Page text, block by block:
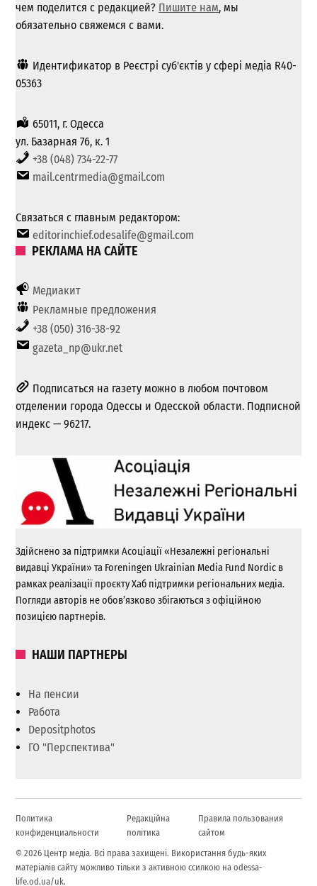
чем поделится с редакцией? Пишите нам, мы
обязательно свяжемся с вами.
Идентификатор в Реєстрі суб'єктів у сфері медіа R40-
05363
65011, г. Одесса
ул. Базарная 76, к. 1
+38 (048) 734-22-77
mail.centrmedia@gmail.com
Связаться с главным редактором:
editorinchief.odesalife@gmail.com
РЕКЛАМА НА САЙТЕ
Медиакит
Рекламные предложения
+38 (050) 316-38-92
gazeta_np@ukr.net
Подписаться на газету можно в любом почтовом
отделении города Одессы и Одесской области. Подписной
индекс — 96217.
Здійснено за підтримки Асоціації «Незалежні регіональні
видавці України» та Foreningen Ukrainian Media Fund Nordic в
рамках реалізації проєкту Хаб підтримки регіональних медіа.
Погляди авторів не обов’язково збігаються з офіційною
позицією партнерів.
НАШИ ПАРТНЕРЫ
На пенсии
Работа
Depositphotos
ГО "Перспектива"
Политика
конфиденциальности
Редакційна
політика
Правила пользования
сайтом
© 2026 Центр медіа. Всі права захищені. Використання будь-яких
матеріалів сайту можливо тільки з активною ссилкою на odessa-
life.od.ua/uk.